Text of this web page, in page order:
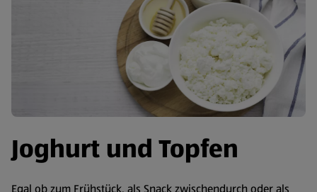
Joghurt und Topfen
Egal ob zum Frühstück, als Snack zwischendurch oder als